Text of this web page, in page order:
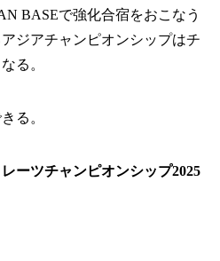
BASEで強化合宿をおこなう
ジアチャンピオンシップはチ
る。
る。
ーツチャンピオンシップ2025